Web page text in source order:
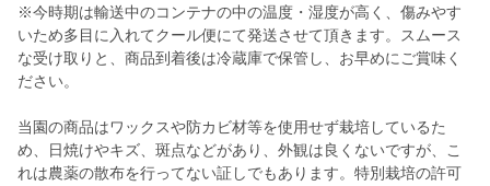
※今時期は輸送中のコンテナの中の温度・湿度が高く、傷みやす
いため多目に入れてクール便にて発送させて頂きます。スムース
な受け取りと、商品到着後は冷蔵庫で保管し、お早めにご賞味く
ださい。
当園の商品はワックスや防カビ材等を使用せず栽培しているた
め、日焼けやキズ、斑点などがあり、外観は良くないですが、こ
れは農薬の散布を行ってない証しでもあります。特別栽培の許可